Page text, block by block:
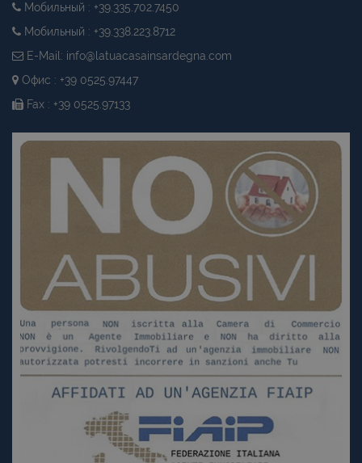
Мобильный : +39.335.702.7450
Мобильный : +39.338.223.8712
E-Mail: info@latuacasainsardegna.com
Офис : +39 0525.97447
Fax : +39 0525.97133